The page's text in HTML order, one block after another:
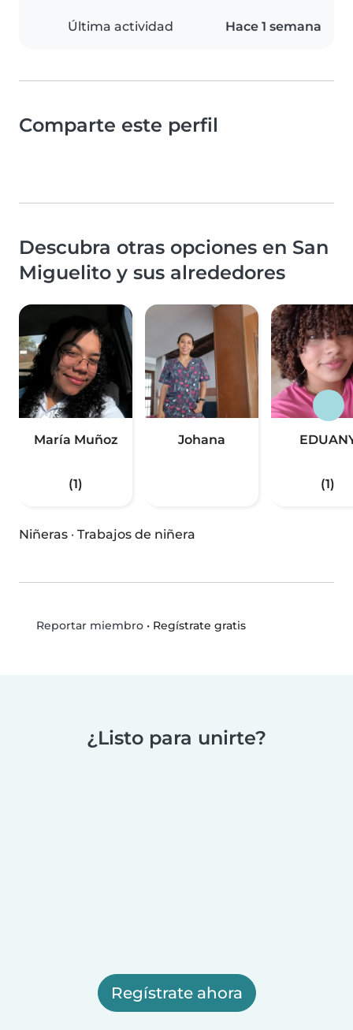
Última actividad Hace 1 semana
Comparte este perfil
Descubra otras opciones en San
Miguelito y sus alrededores
María Muñoz
(1)
Johana
(1)
Niñeras · Trabajos de niñera
Reportar miembro• Regístrate gratis
¿Listo para unirte?
Regístrate ahora